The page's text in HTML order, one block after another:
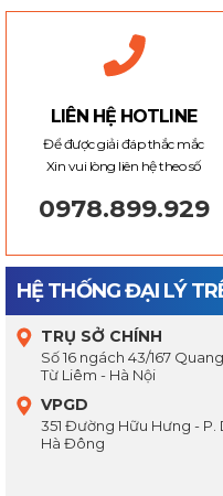
LIÊN HỆ HOTLINE
Để được giải đáp thắc mắc
Xin vui lòng liên hệ theo số
0978.899.929
HỆ THỐNG ĐẠI LÝ
TRỤ SỞ CHÍNH
Số 16 ngách 43/167
Từ Liêm - Hà Nội
VPGD
351 Đường Hữu Hưng - P.
Hà Đông